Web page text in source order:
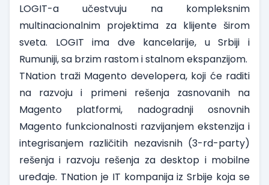
LOGIT-a učestvuju na kompleksnim
multinacionalnim projektima za klijente širom
sveta. LOGIT ima dve kancelarije, u Srbiji i
Rumuniji, sa brzim rastom i stalnom ekspanzijom.
TNation traži Magento developera, koji će raditi
na razvoju i primeni rešenja zasnovanih na
Magento platformi, nadogradnji osnovnih
Magento funkcionalnosti razvijanjem ekstenzija i
integrisanjem različitih nezavisnih (3-rd-party)
rešenja i razvoju rešenja za desktop i mobilne
uređaje. TNation je IT kompanija iz Srbije koja se